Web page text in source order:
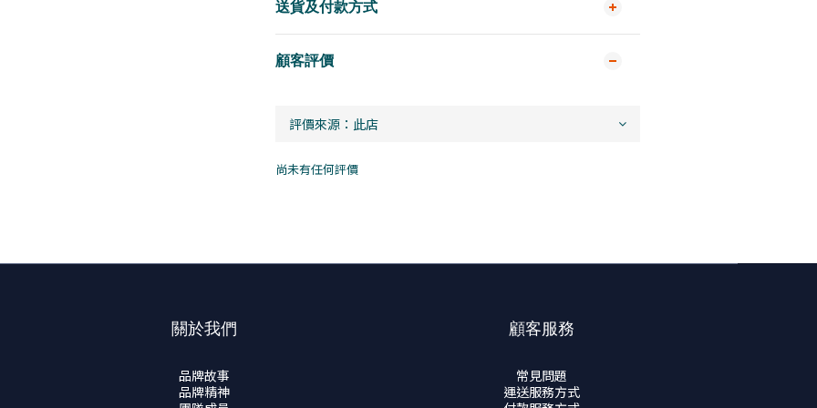
送貨及付款方式
顧客評價
尚未有任何評價
關於我們
品牌故事
品牌精神
顧客服務
常見問題
運送服務方式